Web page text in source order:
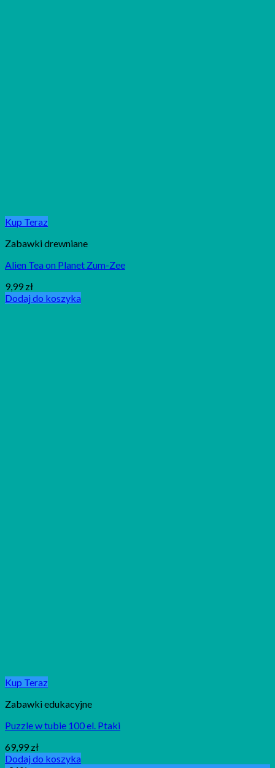
Kup Teraz
Zabawki drewniane
Alien Tea on Planet Zum-Zee
9,99 zł
Dodaj do koszyka
Kup Teraz
Zabawki edukacyjne
Puzzle w tubie 100 el. Ptaki
69,99 zł
Dodaj do koszyka